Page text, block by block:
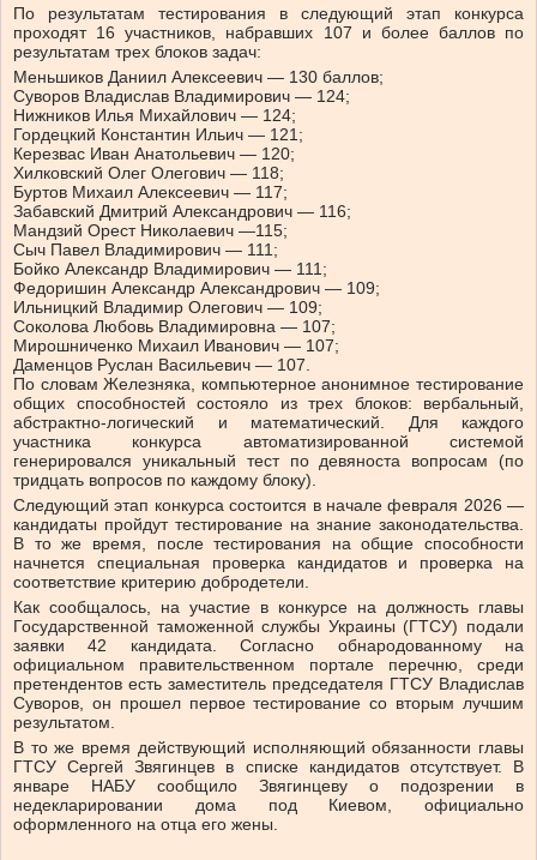
По результатам тестирования в следующий этап конкурса
проходят 16 участников, набравших 107 и более баллов по
результатам трех блоков задач:
Меньшиков Даниил Алексеевич — 130 баллов;
Суворов Владислав Владимирович — 124;
Нижников Илья Михайлович — 124;
Гордецкий Константин Ильич — 121;
Керезвас Иван Анатольевич — 120;
Хилковский Олег Олегович — 118;
Буртов Михаил Алексеевич — 117;
Забавский Дмитрий Александрович — 116;
Мандзий Орест Николаевич —115;
Сыч Павел Владимирович — 111;
Бойко Александр Владимирович — 111;
Федоришин Александр Александрович — 109;
Ильницкий Владимир Олегович — 109;
Соколова Любовь Владимировна — 107;
Мирошниченко Михаил Иванович — 107;
Даменцов Руслан Васильевич — 107.
По словам Железняка, компьютерное анонимное тестирование
общих способностей состояло из трех блоков: вербальный,
абстрактно-логический и математический. Для каждого
участника конкурса автоматизированной системой
генерировался уникальный тест по девяноста вопросам (по
тридцать вопросов по каждому блоку).
Следующий этап конкурса состоится в начале февраля 2026 —
кандидаты пройдут тестирование на знание законодательства.
В то же время, после тестирования на общие способности
начнется специальная проверка кандидатов и проверка на
соответствие критерию добродетели.
Как сообщалось, на участие в конкурсе на должность главы
Государственной таможенной службы Украины (ГТСУ) подали
заявки 42 кандидата. Согласно обнародованному на
официальном правительственном портале перечню, среди
претендентов есть заместитель председателя ГТСУ Владислав
Суворов, он прошел первое тестирование со вторым лучшим
результатом.
В то же время действующий исполняющий обязанности главы
ГТСУ Сергей Звягинцев в списке кандидатов отсутствует. В
январе НАБУ сообщило Звягинцеву о подозрении в
недекларировании дома под Киевом, официально
оформленного на отца его жены.